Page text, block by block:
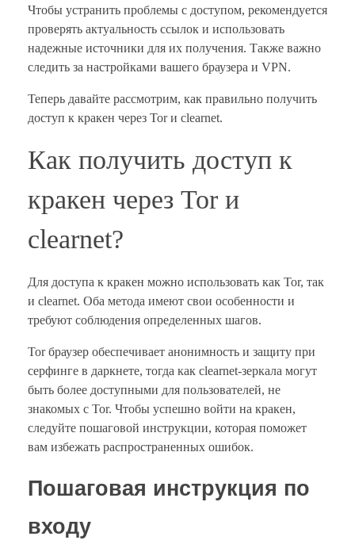
Чтобы устранить проблемы с доступом, рекомендуется
проверять актуальность ссылок и использовать
надежные источники для их получения. Также важно
следить за настройками вашего браузера и VPN.
Теперь давайте рассмотрим, как правильно получить
доступ к кракен через Tor и clearnet.
Как получить доступ к
кракен через Tor и
clearnet?
Для доступа к кракен можно использовать как Tor, так
и clearnet. Оба метода имеют свои особенности и
требуют соблюдения определенных шагов.
Tor браузер обеспечивает анонимность и защиту при
серфинге в даркнете, тогда как clearnet-зеркала могут
быть более доступными для пользователей, не
знакомых с Tor. Чтобы успешно войти на кракен,
следуйте пошаговой инструкции, которая поможет
вам избежать распространенных ошибок.
Пошаговая инструкция по
входу